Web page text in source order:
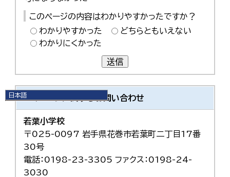
日本語
한국어
简体中文
繁體中文
このページの内容はわかりやすかったですか？
わかりやすかった
どちらともいえない
わかりにくかった
送信
このページに関するお問い合わせ
若葉小学校
〒025-0097 岩手県花巻市若葉町二丁目17番
30号
電話：0198-23-3305 ファクス：0198-24-
3030